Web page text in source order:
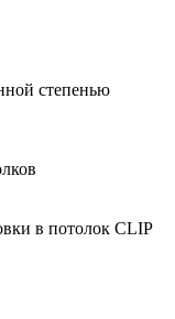
степенью
в потолок CLIP